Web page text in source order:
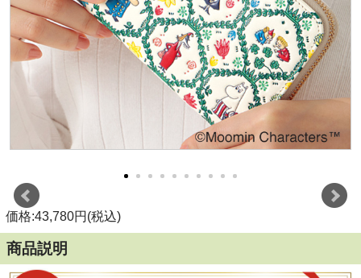
価格:43,780円(税込)
商品説明